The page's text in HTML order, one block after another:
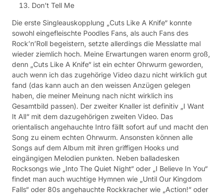
Don’t Tell Me
Die erste Singleauskopplung „Cuts Like A Knife“ konnte
sowohl eingefleischte Poodles Fans, als auch Fans des
Rock’n’Roll begeistern, setzte allerdings die Messlatte mal
wieder ziemlich hoch. Meine Erwartungen waren enorm groß,
denn „Cuts Like A Knife“ ist ein echter Ohrwurm geworden,
auch wenn ich das zugehörige Video dazu nicht wirklich gut
fand (das kann auch an den weissen Anzügen gelegen
haben, die meiner Meinung nach nicht wirklich ins
Gesamtbild passen). Der zweiter Knaller ist definitiv „I Want
It All“ mit dem dazugehörigen zweiten Video. Das
orientalisch angehauchte Intro fällt sofort auf und macht den
Song zu einem echten Ohrwurm. Ansonsten können alle
Songs auf dem Album mit ihren griffigen Hooks und
eingängigen Melodien punkten. Neben balladesken
Rocksongs wie „Into The Quiet Night“ oder „I Believe In You“
findet man auch wuchtige Hymnen wie „Until Our Kingdom
Falls“ oder 80s angehauchte Rockkracher wie „Action!“ oder